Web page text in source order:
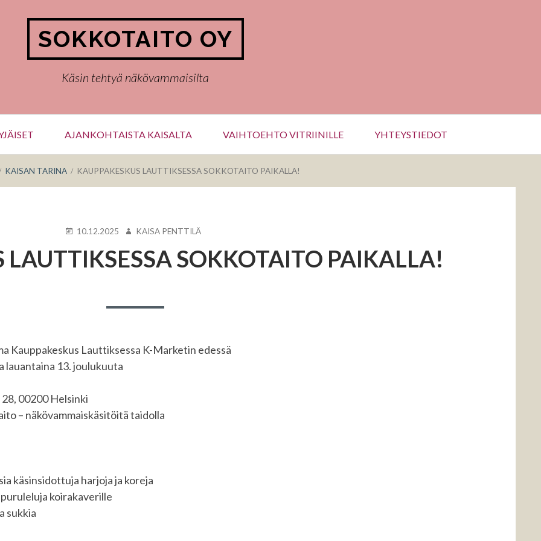
SOKKOTAITO OY
Käsin tehtyä näkövammaisilta
AJANKOHTAISTA KAISALTA VAIHTOEHTO VITRIINILLE YHTEYSTIEDOT
KAISAN TARINA KAUPPAKESKUS LAUTTIKSESSA SOKKOTAITO PAIKALLA!
KIRJOITETTU
10.12.2025 KIRJOITTAJA
KAISA PENTTILÄ
LAUTTIKSESSA SOKKOTAITO PAIKALLA!
Kauppakeskus Lauttiksessa K-Marketin edessä
lauantaina 13. joulukuuta
00200 Helsinki
– näkövammaiskäsitöitä taidolla
käsinsidottuja harjoja ja koreja
koirakaverille
sukkia